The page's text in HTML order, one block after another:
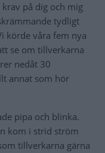
på dig och mig
tydligt
körde våra fem nya
se om tillverkarna
nedåt 30
annat som hör
pipa och blinka.
kom i strid ström
tillverkarna gärna